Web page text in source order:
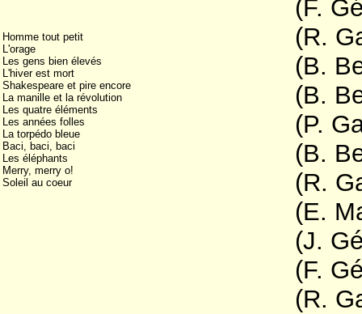
Homme tout petit
L'orage
Les gens bien élevés
L'hiver est mort
Shakespeare et pire encore
La manille et la révolution
Les quatre éléments
Les années folles
La torpédo bleue
Baci, baci, baci
Les éléphants
Merry, merry o!
Soleil au coeur
(F.
(R.
(B.
(B.
(P.
(B.
(R.
(E.
(J.
(F.
(R.